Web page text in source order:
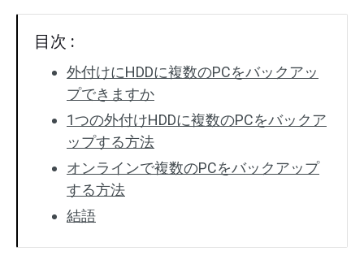
目次 :
外付けにHDDに複数のPCをバックアッ
プできますか
1つの外付けHDDに複数のPCをバックア
ップする方法
オンラインで複数のPCをバックアップ
する方法
結語